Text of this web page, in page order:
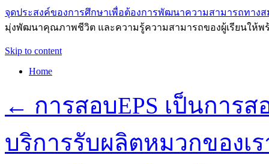
จุดประสงค์ของการศึกษาเพื่อต้องการพัฒนาความสามารถทางส
มุ่งพัฒนาคุณภาพชีวิต และความรู้ความสามารถของผู้เรียนให้พ
Skip to content
Home
← การสอบEPS เป็นกา
บริการรับผลิตหมวกของเ